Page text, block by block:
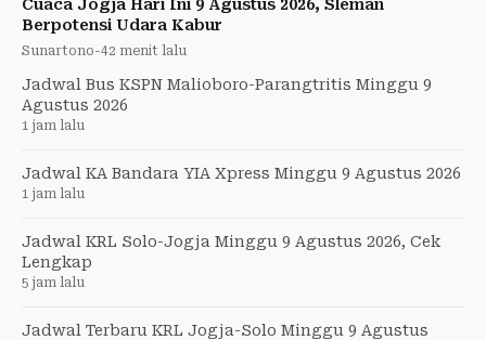
Cuaca Jogja Hari Ini 9 Agustus 2026, Sleman
Berpotensi Udara Kabur
Sunartono-42 menit lalu
Jadwal Bus KSPN Malioboro-Parangtritis Minggu 9
Agustus 2026
1 jam lalu
Jadwal KA Bandara YIA Xpress Minggu 9 Agustus 2026
1 jam lalu
Jadwal KRL Solo-Jogja Minggu 9 Agustus 2026, Cek
Lengkap
5 jam lalu
Jadwal Terbaru KRL Jogja-Solo Minggu 9 Agustus